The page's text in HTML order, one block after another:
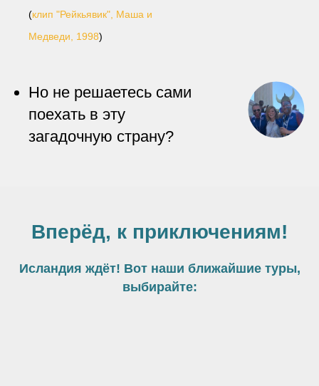
(клип "Рейкьявик", Маша и
Медведи, 1998)
Но не решаетесь сами
поехать в эту
загадочную страну?
Вперёд, к приключениям!
Исландия ждёт! Вот наши ближайшие туры,
выбирайте: